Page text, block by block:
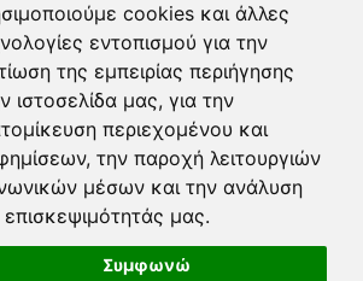
cookies και άλλες
εντοπισμού για την
της εμπειρίας περιήγησης
ιστοσελίδα μας, για την
περιεχομένου και
την παροχή λειτουργιών
μέσων και την ανάλυση
επισκεψιμότητάς μας.
Συμφωνώ
| Diving | Fishing Equipment - Dikelas.gr